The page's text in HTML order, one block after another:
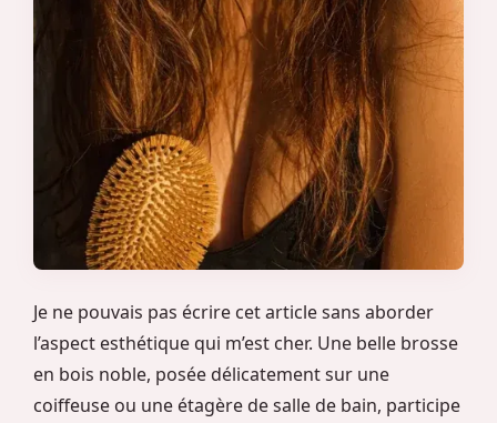
Je ne pouvais pas écrire cet article sans aborder
l’aspect esthétique qui m’est cher. Une belle brosse
en bois noble, posée délicatement sur une
coiffeuse ou une étagère de salle de bain, participe